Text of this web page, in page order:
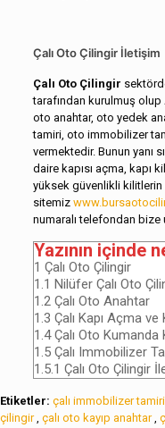
Çalı Oto Çilingir İletişim
Çalı Oto Çilingir
tarafından kurulmuş olup
oto anahtar, oto yedek
tamiri, oto immobilizer
vermektedir. Bunun yanı
daire kapısı açma, kapı
yüksek güvenlikli
sitemiz
numaralı telefondan
Yazının içinde
1 Çalı Oto Çilingir
1.1 Nilüfer Çalı Oto
1.2 Çalı Oto Anahtar
1.3 Çalı Kapı Açma
1.4 Çalı Oto
1.5 Çalı Immobilizer
1.5.1 Çalı Oto Çilingir
Etiketler: çalı immobilizer tamiri
çilingir, çalı oto kayıp anahtar,